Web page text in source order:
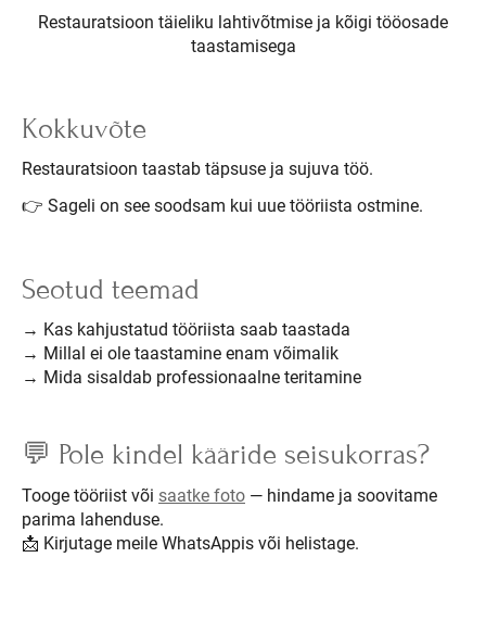
Restauratsioon täieliku lahtivõtmise ja kõigi tööosade
taastamisega
Kokkuvõte
Restauratsioon taastab täpsuse ja sujuva töö.
👉 Sageli on see soodsam kui uue tööriista ostmine.
Seotud teemad
→ Kas kahjustatud tööriista saab taastada
→ Millal ei ole taastamine enam võimalik
→ Mida sisaldab professionaalne teritamine
💬 Pole kindel kääride seisukorras?
Tooge tööriist või saatke foto — hindame ja soovitame
parima lahenduse.
📩 Kirjutage meile WhatsAppis või helistage.